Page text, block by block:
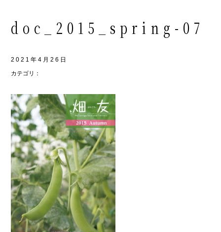
doc_2015_spring-07
2021年4月26日
カテゴリ：